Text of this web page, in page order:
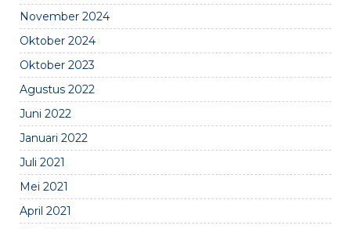
November 2024
Oktober 2024
Oktober 2023
Agustus 2022
Juni 2022
Januari 2022
Juli 2021
Mei 2021
April 2021